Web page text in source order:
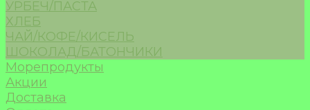
УРБЕЧ/ПАСТА
ХЛЕБ
ЧАЙ/КОФЕ/КИСЕЛЬ
ШОКОЛАД/БАТОНЧИКИ
Морепродукты
Акции
Доставка